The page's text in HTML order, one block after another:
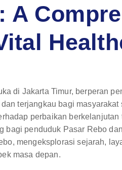
A
di Jakarta Timur, berperan
terjangkau bagi masyarakat
perbaikan berkelanjutan
penduduk Pasar Rebo
mengeksplorasi sejarah,
masa depan.